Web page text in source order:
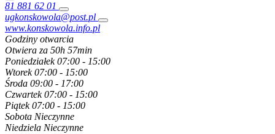
81 881 62 01
ugkonskowola@post.pl
www.konskowola.info.pl
Godziny otwarcia
Otwiera za 50h 57min
Poniedziałek 07:00 - 15:00
Wtorek 07:00 - 15:00
Środa 09:00 - 17:00
Czwartek 07:00 - 15:00
Piątek 07:00 - 15:00
Sobota Nieczynne
Niedziela Nieczynne